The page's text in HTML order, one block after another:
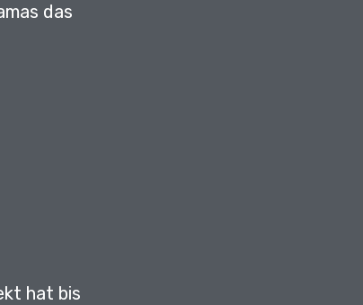
das
hat bis